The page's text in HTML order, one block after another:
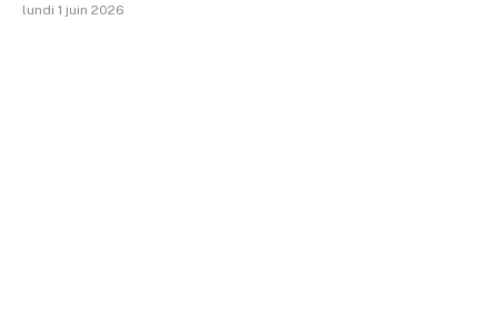
lundi 1 juin 2026